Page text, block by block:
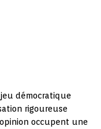
démocratique
rigoureuse
occupent une